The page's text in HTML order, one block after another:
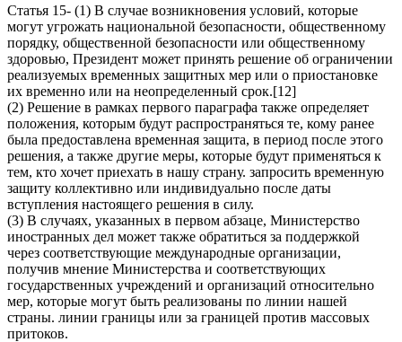
Статья 15- (1) В случае возникновения условий, которые
могут угрожать национальной безопасности, общественному
порядку, общественной безопасности или общественному
здоровью, Президент может принять решение об ограничении
реализуемых временных защитных мер или о приостановке
их временно или на неопределенный срок.[12]
(2) Решение в рамках первого параграфа также определяет
положения, которым будут распространяться те, кому ранее
была предоставлена ​​временная защита, в период после этого
решения, а также другие меры, которые будут применяться к
тем, кто хочет приехать в нашу страну. запросить временную
защиту коллективно или индивидуально после даты
вступления настоящего решения в силу.
(3) В случаях, указанных в первом абзаце, Министерство
иностранных дел может также обратиться за поддержкой
через соответствующие международные организации,
получив мнение Министерства и соответствующих
государственных учреждений и организаций относительно
мер, которые могут быть реализованы по линии нашей
страны. линии границы или за границей против массовых
притоков.